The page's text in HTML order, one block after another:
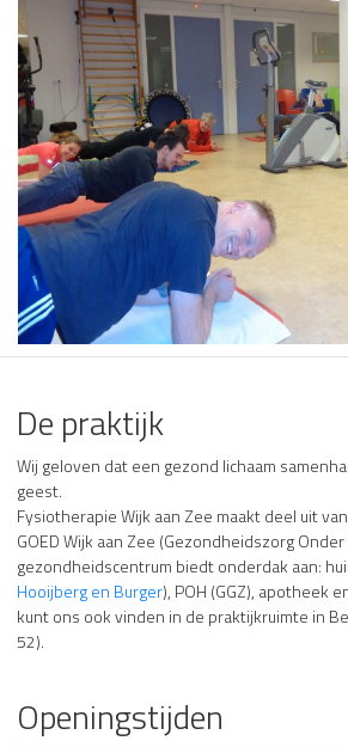
De praktijk
Wij geloven dat een gezond lichaam
geest.
Fysiotherapie Wijk aan Zee maakt deel uit
GOED Wijk aan Zee (Gezondheidszorg
gezondheidscentrum biedt onderdak aan:
Hooijberg en Burger), POH (GGZ), apotheek
kunt ons ook vinden in de praktijkruimte in
52).
Openingstijden